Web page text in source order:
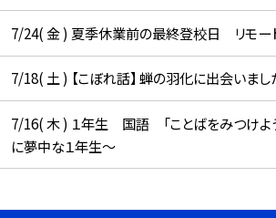
7/24( 金 ) 夏季休業前の最終登校日 リモー
7/18( 土 ) 【こぼれ話】 蝉の羽化に出会いまし
7/16( 木 ) １年生 国語 「ことばをみつけよ
に夢中な１年生～